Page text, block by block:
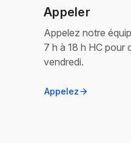
​Appeler
Appelez notre
7 h à 18 h HC pour
vendredi.
Appelezarrow_forward